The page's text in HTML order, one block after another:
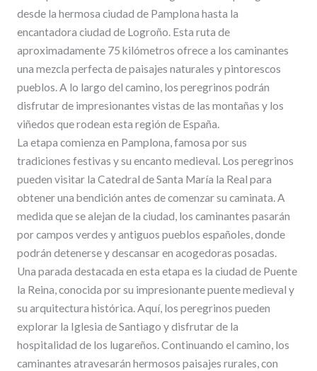
desde la hermosa ciudad de Pamplona hasta la
encantadora ciudad de Logroño. Esta ruta de
aproximadamente 75 kilómetros ofrece a los caminantes
una mezcla perfecta de paisajes naturales y pintorescos
pueblos. A lo largo del camino, los peregrinos podrán
disfrutar de impresionantes vistas de las montañas y los
viñedos que rodean esta región de España.
La etapa comienza en Pamplona, famosa por sus
tradiciones festivas y su encanto medieval. Los peregrinos
pueden visitar la Catedral de Santa María la Real para
obtener una bendición antes de comenzar su caminata. A
medida que se alejan de la ciudad, los caminantes pasarán
por campos verdes y antiguos pueblos españoles, donde
podrán detenerse y descansar en acogedoras posadas.
Una parada destacada en esta etapa es la ciudad de Puente
la Reina, conocida por su impresionante puente medieval y
su arquitectura histórica. Aquí, los peregrinos pueden
explorar la Iglesia de Santiago y disfrutar de la
hospitalidad de los lugareños. Continuando el camino, los
caminantes atravesarán hermosos paisajes rurales, con